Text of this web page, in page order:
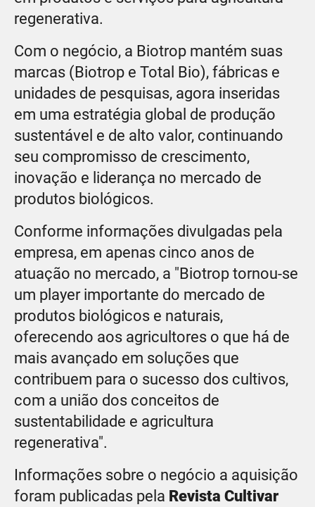
regenerativa.
Com o negócio, a Biotrop mantém suas
marcas (Biotrop e Total Bio), fábricas e
unidades de pesquisas, agora inseridas
em uma estratégia global de produção
sustentável e de alto valor, continuando
seu compromisso de crescimento,
inovação e liderança no mercado de
produtos biológicos.
Conforme informações divulgadas pela
empresa, em apenas cinco anos de
atuação no mercado, a "Biotrop tornou-se
um player importante do mercado de
produtos biológicos e naturais,
oferecendo aos agricultores o que há de
mais avançado em soluções que
contribuem para o sucesso dos cultivos,
com a união dos conceitos de
sustentabilidade e agricultura
regenerativa".
Informações sobre o negócio a aquisição
foram publicadas pela Revista Cultivar